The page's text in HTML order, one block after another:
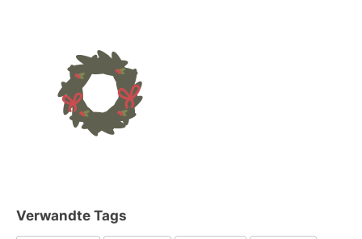
Verwandte Tags